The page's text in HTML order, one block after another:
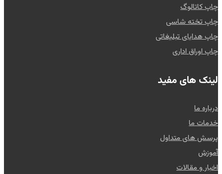
چاپ کاتالوگ
چاپ تخته شاسی
چاپ هدایای تبلیغاتی
چاپ اوراق اداری
لینک های مفید
درباره ما
خدمات ما
پرسش های متداول
آموزش
اخبار و مقالات